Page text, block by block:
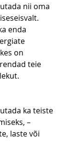
nii oma
enda
on
teie
ka teiste
–
laste või